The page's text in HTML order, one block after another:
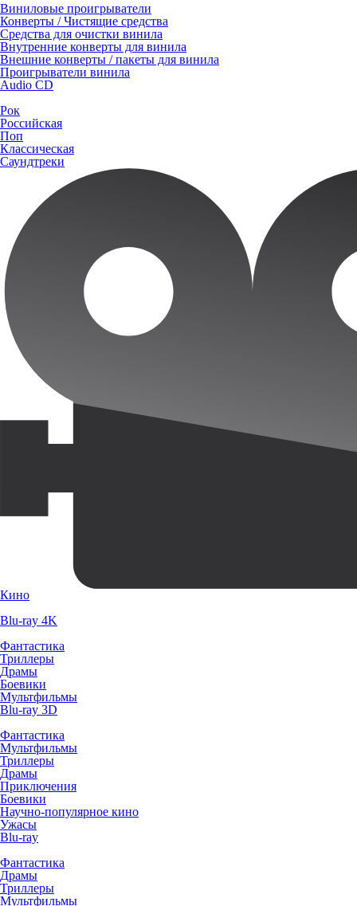
Виниловые проигрыватели
Конверты / Чистящие средства
Средства для очистки винила
Внутренние конверты для винила
Внешние конверты / пакеты для винила
Проигрыватели винила
Audio CD
Рок
Российская
Поп
Классическая
Саундтреки
Кино
Blu-ray 4K
Фантастика
Триллеры
Драмы
Боевики
Мультфильмы
Blu-ray 3D
Фантастика
Мультфильмы
Триллеры
Драмы
Приключения
Боевики
Научно-популярное кино
Ужасы
Blu-ray
Фантастика
Драмы
Триллеры
Мультфильмы